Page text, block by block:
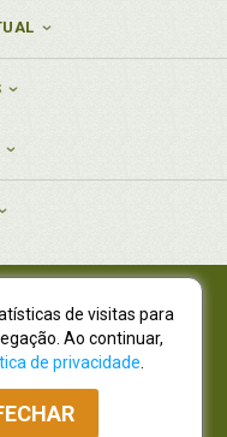
0001-19
0001-80
7665, São Lourenço |
82210-310
Atacado: (41) 4009-3939
de visitas para
Ao continuar,
de privacidade